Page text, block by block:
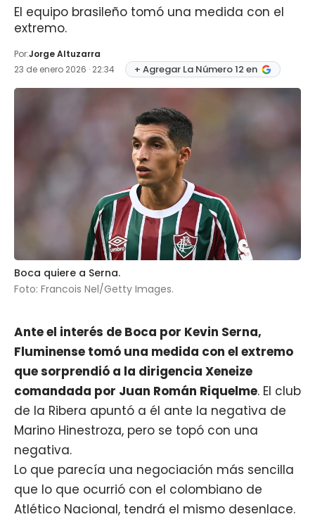
El equipo brasileño tomó una medida con el
extremo.
Por:Jorge Altuzarra
23 de enero 2026 · 22:34
+ Agregar La Número 12 en
Boca quiere a Serna.
Foto: Francois Nel/Getty Images.
Ante el interés de Boca por Kevin Serna,
Fluminense tomó una medida con el extremo
que sorprendió a la dirigencia Xeneize
comandada por Juan Román Riquelme. El club
de la Ribera apuntó a él ante la negativa de
Marino Hinestroza, pero se topó con una
negativa.
Lo que parecía una negociación más sencilla
que lo que ocurrió con el colombiano de
Atlético Nacional, tendrá el mismo desenlace.